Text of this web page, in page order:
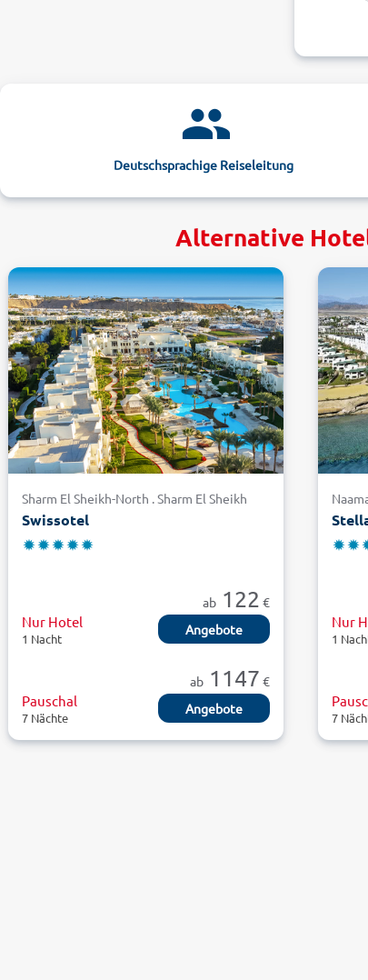
Deutschsprachige Reiseleitung
Alternative
Sharm El Sheikh-North . Sharm El Sheikh
Swissotel
ab 122 €
Nur Hotel
1 Nacht
Angebote
ab 1147 €
Pauschal
7 Nächte
Angebote
Nur
1
7